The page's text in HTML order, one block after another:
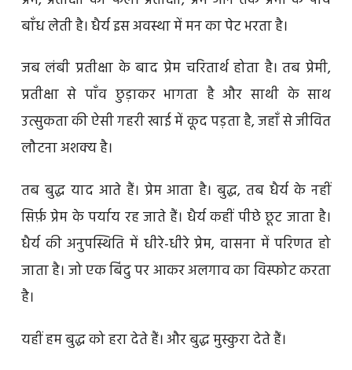
बाँध लेती है। धैर्य इस अवस्था में मन का पेट भरता है।
जब लंबी प्रतीक्षा के बाद प्रेम चरितार्थ होता है। तब प्रेमी,
प्रतीक्षा से पाँव छुड़ाकर भागता है और साथी के साथ
उत्सुकता की ऐसी गहरी खाई में कूद पड़ता है, जहाँ से जीवित
लौटना अशक्य है।
तब बुद्ध याद आते हैं। प्रेम आता है। बुद्ध, तब धैर्य के नहीं
सिर्फ़ प्रेम के पर्याय रह जाते हैं। धैर्य कहीं पीछे छूट जाता है।
धैर्य की अनुपस्थिति में धीरे-धीरे प्रेम, वासना में परिणत हो
जाता है। जो एक बिंदु पर आकर अलगाव का विस्फोट करता
है।
यहीं हम बुद्ध को हरा देते हैं। और बुद्ध मुस्कुरा देते हैं।